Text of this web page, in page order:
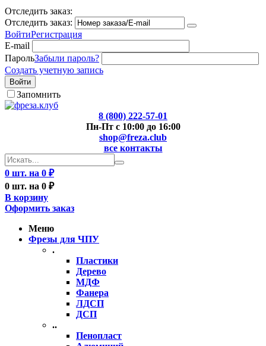
Отследить заказ:
Отследить заказ:
ВойтиРегистрация
E-mail
ПарольЗабыли пароль?
Создать учетную запись
Войти
Запомнить
8 (800) 222-57-01
Пн-Пт с 10:00 до 16:00
shop@freza.club
все контакты
0 шт. на 0 ₽
0 шт. на 0 ₽
В корзину
Оформить заказ
Меню
Фрезы для ЧПУ
.
Пластики
Дерево
МДФ
Фанера
ЛДСП
ДСП
..
Пенопласт